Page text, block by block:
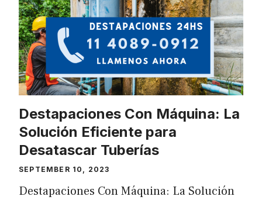
Destapaciones Con Máquina: La
Solución Eficiente para
Desatascar Tuberías
SEPTEMBER 10, 2023
Destapaciones Con Máquina: La Solución